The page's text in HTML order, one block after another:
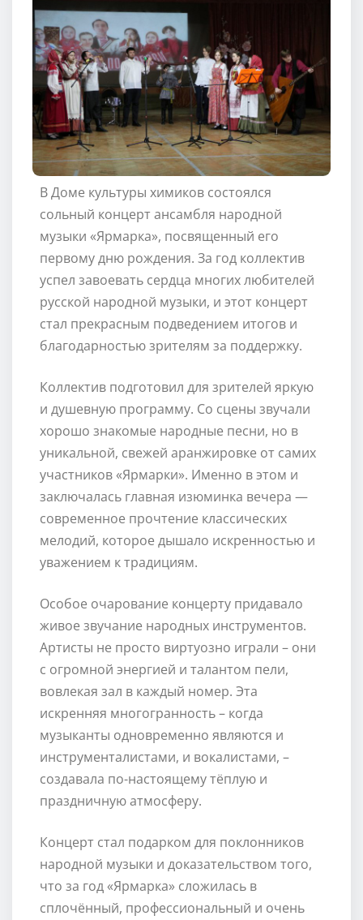
В Доме культуры химиков состоялся
сольный концерт ансамбля народной
музыки «Ярмарка», посвященный его
первому дню рождения. За год коллектив
успел завоевать сердца многих любителей
русской народной музыки, и этот концерт
стал прекрасным подведением итогов и
благодарностью зрителям за поддержку.
Коллектив подготовил для зрителей яркую
и душевную программу. Со сцены звучали
хорошо знакомые народные песни, но в
уникальной, свежей аранжировке от самих
участников «Ярмарки». Именно в этом и
заключалась главная изюминка вечера —
современное прочтение классических
мелодий, которое дышало искренностью и
уважением к традициям.
Особое очарование концерту придавало
живое звучание народных инструментов.
Артисты не просто виртуозно играли – они
с огромной энергией и талантом пели,
вовлекая зал в каждый номер. Эта
искренняя многогранность – когда
музыканты одновременно являются и
инструменталистами, и вокалистами, –
создавала по-настоящему тёплую и
праздничную атмосферу.
Концерт стал подарком для поклонников
народной музыки и доказательством того,
что за год «Ярмарка» сложилась в
сплочённый, профессиональный и очень